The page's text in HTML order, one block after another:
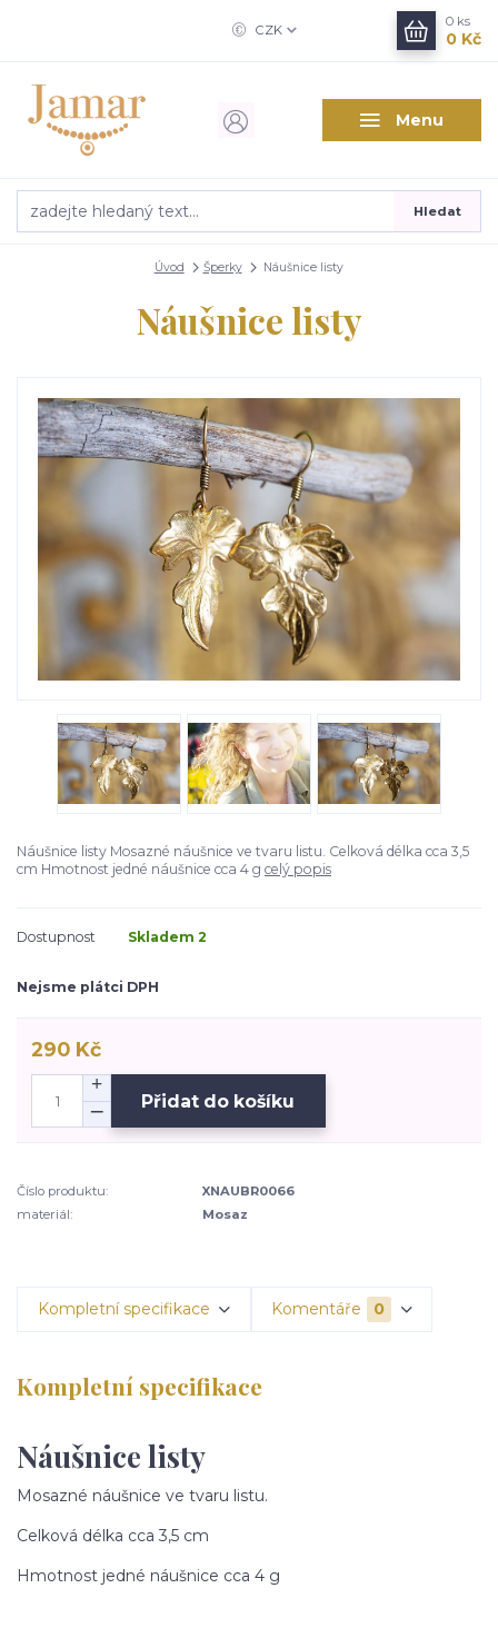
Menu
CZK
Hledat
0 ks
0 Kč
Úvod Šperky Náušnice listy
Náušnice listy
Náušnice listy Mosazné náušnice ve tvaru listu. Celková délka cca 3,5
cm Hmotnost jedné náušnice cca 4 g celý popis
Dostupnost Skladem 2
Nejsme plátci DPH
290 Kč
Přidat do košíku
Číslo produktu:
XNAUBR0066
materiál:
Mosaz
Kompletní specifikace Komentáře 0
Kompletní specifikace
Náušnice listy
Mosazné náušnice ve tvaru listu.
Celková délka cca 3,5 cm
Hmotnost jedné náušnice cca 4 g